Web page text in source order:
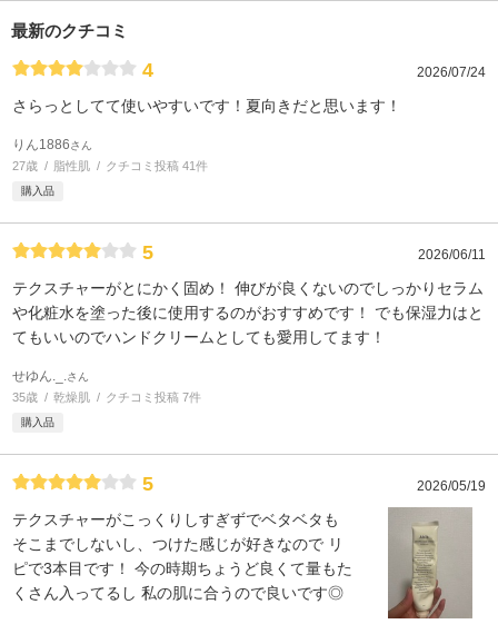
最新のクチコミ
4 2026/07/24
さらっとしてて使いやすいです！夏向きだと思います！
りん1886さん
27歳 脂性肌 クチコミ投稿 41件
購入品
5 2026/06/11
テクスチャーがとにかく固め！ 伸びが良くないのでしっかりセラム
や化粧水を塗った後に使用するのがおすすめです！ でも保湿力はと
てもいいのでハンドクリームとしても愛用してます！
せゆん._. さん
35歳 乾燥肌 クチコミ投稿 7件
購入品
5 2026/05/19
テクスチャーがこっくりしすぎずでベタベタも
そこまでしないし、つけた感じが好きなので リ
ピで3本目です！ 今の時期ちょうど良くて量もた
くさん入ってるし 私の肌に合うので良いです◎